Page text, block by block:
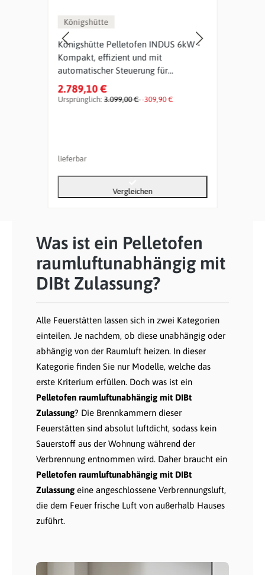
Königshütte
Königshütte Pelletofen INDUS 6kW -
Kompakt, effizient und mit
automatischer Steuerung für
modernes Wohnen
2.789,10 €
Ursprünglich:3.099,00 €-309,90 €
lieferbar
Vergleichen
Was ist ein Pelletofen
raumluftunabhängig mit
DIBt Zulassung?
Alle Feuerstätten lassen sich in zwei Kategorien
einteilen. Je nachdem, ob diese unabhängig oder
abhängig von der Raumluft heizen. In dieser
Kategorie finden Sie nur Modelle, welche das
erste Kriterium erfüllen. Doch was ist ein
Pelletofen raumluftunabhängig mit DIBt
Zulassung? Die Brennkammern dieser
Feuerstätten sind absolut luftdicht, sodass kein
Sauerstoff aus der Wohnung während der
Verbrennung entnommen wird. Daher braucht ein
Pelletofen raumluftunabhängig mit DIBt
Zulassung eine angeschlossene Verbrennungsluft,
die dem Feuer frische Luft von außerhalb Hauses
zuführt.